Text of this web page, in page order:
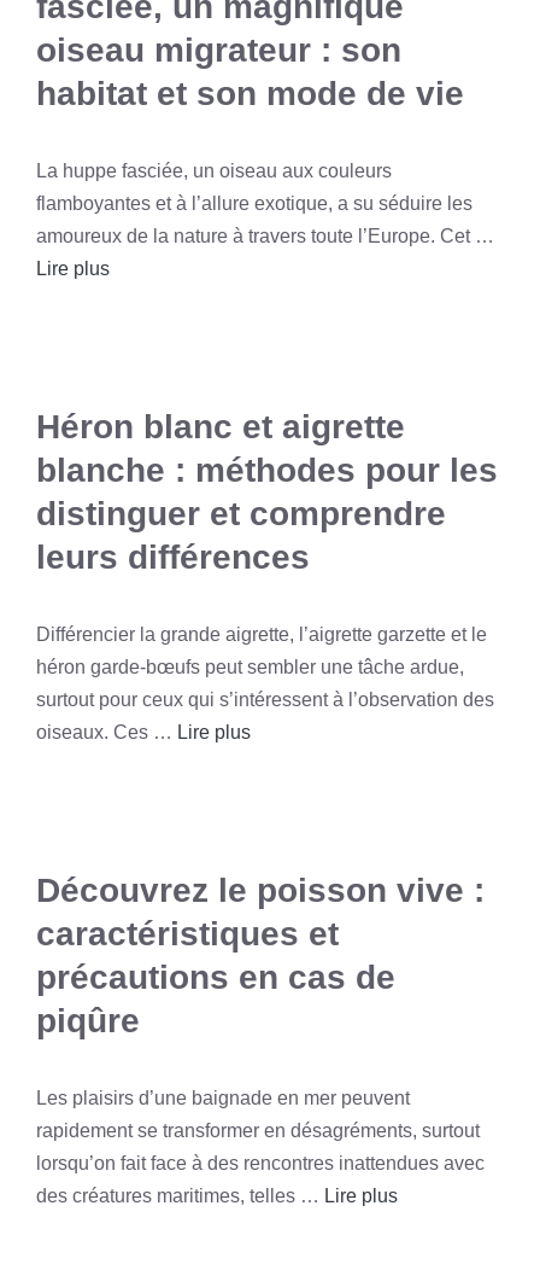
oiseau migrateur : son
habitat et son mode de vie
La huppe fasciée, un oiseau aux couleurs
flamboyantes et à l’allure exotique, a su séduire les
amoureux de la nature à travers toute l’Europe. Cet …
Lire plus
Héron blanc et aigrette
blanche : méthodes pour les
distinguer et comprendre
leurs différences
Différencier la grande aigrette, l’aigrette garzette et le
héron garde-bœufs peut sembler une tâche ardue,
surtout pour ceux qui s’intéressent à l’observation des
oiseaux. Ces … Lire plus
Découvrez le poisson vive :
caractéristiques et
précautions en cas de
piqûre
Les plaisirs d’une baignade en mer peuvent
rapidement se transformer en désagréments, surtout
lorsqu’on fait face à des rencontres inattendues avec
des créatures maritimes, telles … Lire plus